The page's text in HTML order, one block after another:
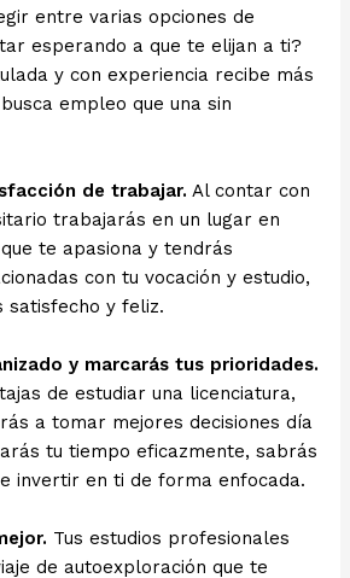
entre varias opciones de
esperando a que te elijan a ti?
y con experiencia recibe más
empleo que una sin
de trabajar. Al contar con
trabajarás en un lugar en
te apasiona y tendrás
con tu vocación y estudio,
satisfecho y feliz.
y marcarás tus prioridades.
de estudiar una licenciatura,
a tomar mejores decisiones día
tu tiempo eficazmente, sabrás
invertir en ti de forma enfocada.
Tus estudios profesionales
de autoexploración que te